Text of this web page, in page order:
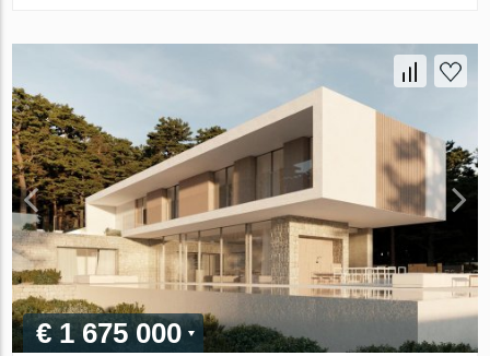
€ 1 675 000